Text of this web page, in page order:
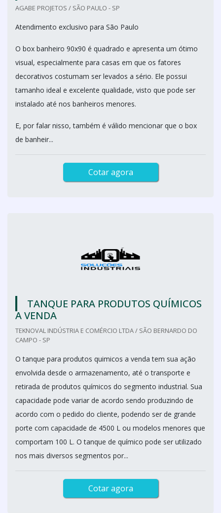
AGABE PROJETOS / SÃO PAULO - SP
Atendimento exclusivo para São Paulo
O box banheiro 90x90 é quadrado e apresenta um ótimo
visual, especialmente para casas em que os fatores
decorativos costumam ser levados a sério. Ele possui
tamanho ideal e excelente qualidade, visto que pode ser
instalado até nos banheiros menores.
E, por falar nisso, também é válido mencionar que o box
de banheir...
Cotar agora
TANQUE PARA PRODUTOS QUÍMICOS
A VENDA
TEKNOVAL INDÚSTRIA E COMÉRCIO LTDA / SÃO BERNARDO DO
CAMPO - SP
O tanque para produtos quimicos a venda tem sua ação
envolvida desde o armazenamento, até o transporte e
retirada de produtos químicos do segmento industrial. Sua
capacidade pode variar de acordo sendo produzindo de
acordo com o pedido do cliente, podendo ser de grande
porte com capacidade de 4500 L ou modelos menores que
comportam 100 L. O tanque de químico pode ser utilizado
nos mais diversos segmentos por...
Cotar agora